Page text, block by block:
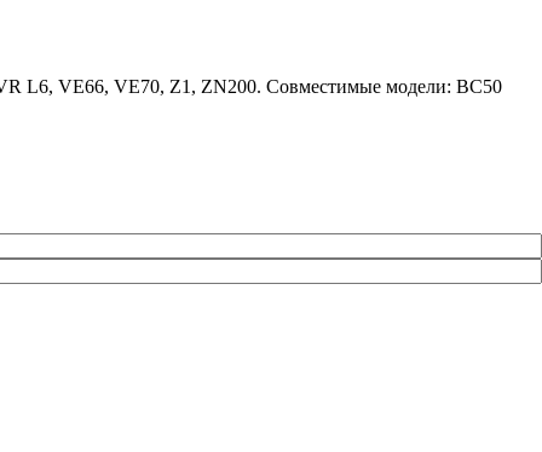
L6, VE66, VE70, Z1, ZN200. Совместимые модели: BC50